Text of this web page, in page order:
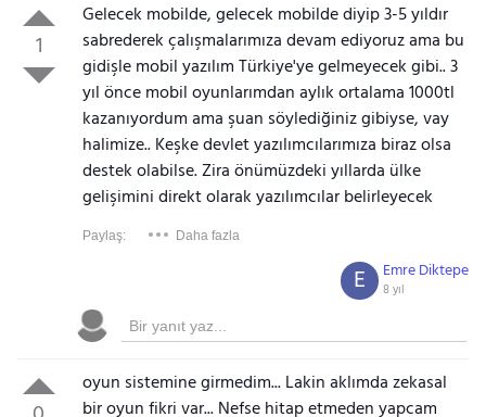
1
Gelecek mobilde, gelecek mobilde diyip 3-5 yıldır
sabrederek çalışmalarımıza devam ediyoruz ama bu
gidişle mobil yazılım Türkiye'ye gelmeyecek gibi.. 3
yıl önce mobil oyunlarımdan aylık ortalama 1000tl
kazanıyordum ama şuan söylediğiniz gibiyse, vay
halimize.. Keşke devlet yazılımcılarımıza biraz olsa
destek olabilse. Zira önümüzdeki yıllarda ülke
gelişimini direkt olarak yazılımcılar belirleyecek
Paylaş: Daha fazla
Emre Diktepe
8 yıl
E
oyun sistemine girmedim... Lakin aklımda zekasal
bir oyun fikri var... Nefse hitap etmeden yapcam